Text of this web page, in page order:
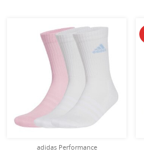
adidas Performance